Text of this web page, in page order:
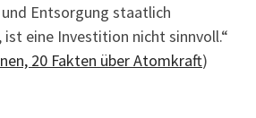
Entsorgung staatlich
eine Investition nicht sinnvoll.“
20 Fakten über Atomkraft)